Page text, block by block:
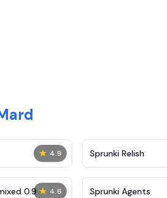
★ 4.9 Sprunki Relish
★ 4.6
0.9 Sprunki Agents